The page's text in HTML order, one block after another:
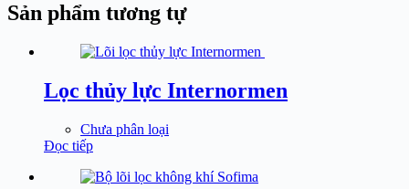
Sản phẩm tương tự
Lọc thủy lực Internormen
Chưa phân loại
Đọc tiếp